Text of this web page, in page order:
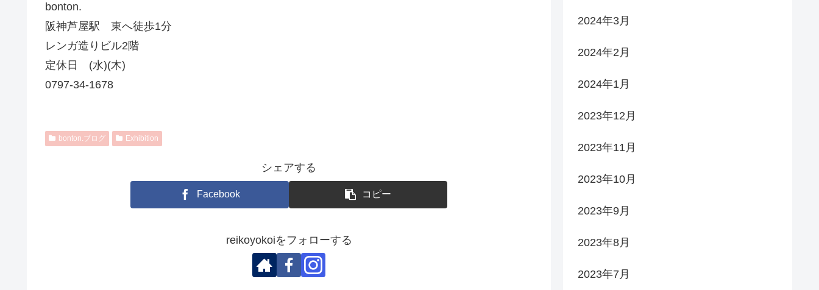
bonton.
阪神芦屋駅 東へ徒歩1分
レンガ造りビル2階
定休日 (水)(木)
0797-34-1678
bonton.ブログ Exhibition
シェアする
Facebook コピー
reikoyokoiをフォローする
2024年3月
2024年2月
2024年1月
2023年12月
2023年11月
2023年10月
2023年9月
2023年8月
2023年7月